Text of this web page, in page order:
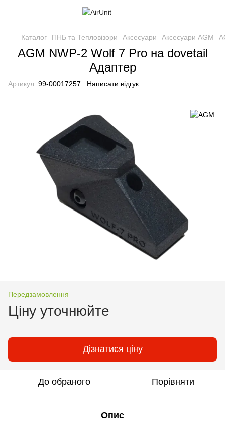
Каталог ПНБ та Тепловізори Аксесуари Аксесуари AGM
AGM NWP-2 Wolf 7 Pro на dovetail
Адаптер
Артикул: 99-00017257 Написати відгук
Передзамовлення
Ціну уточнюйте
Дізнатися ціну
До обраного Порівняти
Опис